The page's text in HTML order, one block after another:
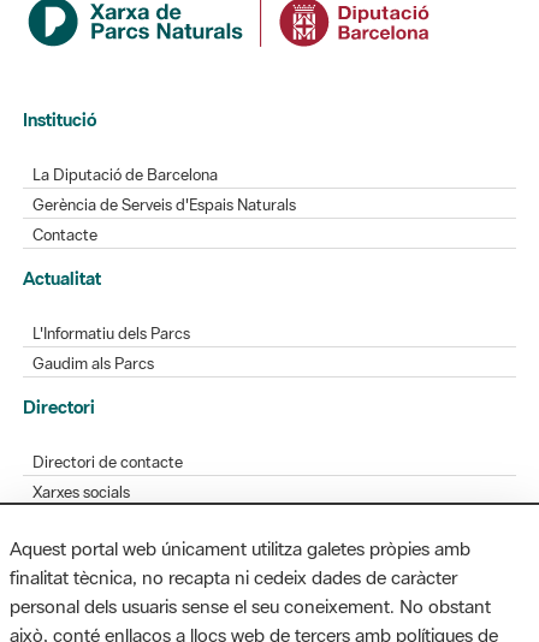
Institució
Gerència de Serveis d'Espais Naturals
Actualitat
L'Informatiu dels Parcs
Gaudim als Parcs
Directori de contacte
Xarxes socials
Bústia de suggeriments
Opineu sobre els parcs
MAPA WEB AVÍS LEGAL ACCESSIBILITAT
Aquest portal web únicament utilitza galetes pròpies amb
finalitat tècnica, no recapta ni cedeix dades de caràcter
personal dels usuaris sense el seu coneixement. No obstant
això, conté enllaços a llocs web de tercers amb polítiques de